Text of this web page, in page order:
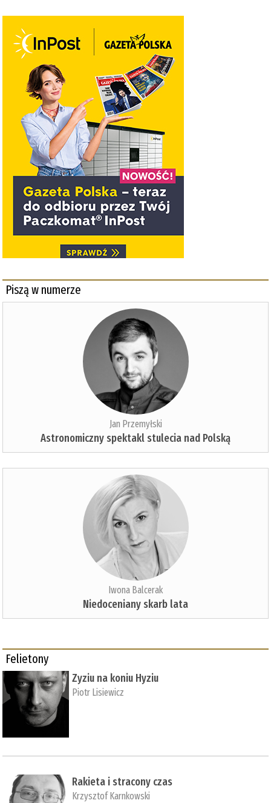
Piszą w numerze
Jan Przemyłski
Astronomiczny spektakl stulecia nad Polską
Iwona Balcerak
Niedoceniany skarb lata
Felietony
Zyziu na koniu Hyziu
Piotr Lisiewicz
Rakieta i stracony czas
Krzysztof Karnkowski